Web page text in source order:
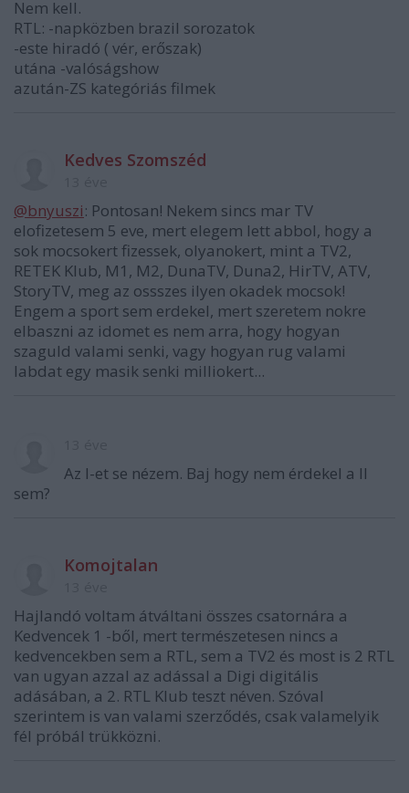
Nem kell.
RTL: -napközben brazil sorozatok
-este hiradó ( vér, erőszak)
utána -valóságshow
azután-ZS kategóriás filmek
Kedves Szomszéd
@bnyuszi: Pontosan! Nekem sincs mar TV
elofizetesem 5 eve, mert elegem lett abbol, hogy a
sok mocsokert fizessek, olyanokert, mint a TV2,
RETEK Klub, M1, M2, DunaTV, Duna2, HirTV, ATV,
StoryTV, meg az ossszes ilyen okadek mocsok!
Engem a sport sem erdekel, mert szeretem nokre
elbaszni az idomet es nem arra, hogy hogyan
szaguld valami senki, vagy hogyan rug valami
labdat egy masik senki milliokert...
Az I-et se nézem. Baj hogy nem érdekel a II
sem?
Komojtalan
Hajlandó voltam átváltani összes csatornára a
Kedvencek 1 -ből, mert természetesen nincs a
kedvencekben sem a RTL, sem a TV2 és most is 2 RTL
van ugyan azzal az adással a Digi digitális
adásában, a 2. RTL Klub teszt néven. Szóval
szerintem is van valami szerződés, csak valamelyik
fél próbál trükközni.